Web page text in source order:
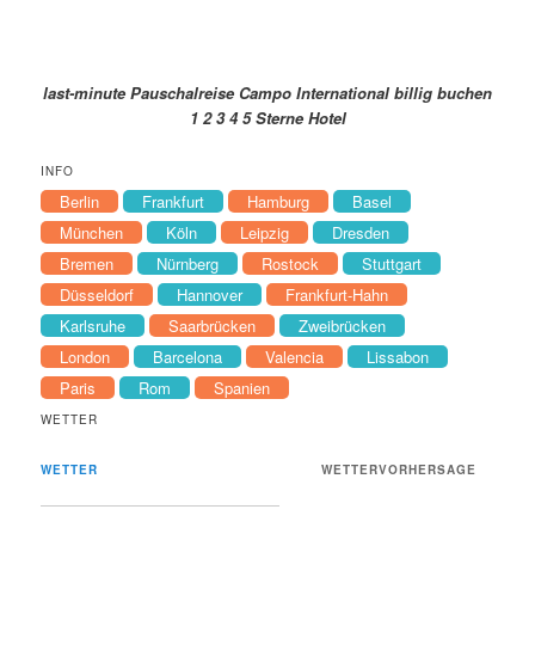
last-minute Pauschalreise Campo International billig buchen
1 2 3 4 5 Sterne Hotel
INFO
Berlin Frankfurt Hamburg
Basel
München
Köln Leipzig
Dresden
Bremen
Nürnberg Rostock
Stuttgart
Düsseldorf
Hannover
Frankfurt-Hahn
Karlsruhe
Saarbrücken
Zweibrücken
London
Barcelona Valencia
Lissabon
Paris
Rom Spanien
WETTER
WETTER WETTERVORHERSAGE